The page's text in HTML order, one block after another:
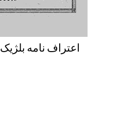
Belgic Confession/ اعتراف نامه بلژیک